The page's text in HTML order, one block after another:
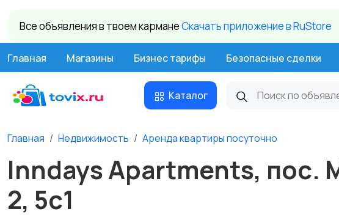
Все объявления в твоем карманеCкачать приложение в RuStore
Главная Магазины Бизнес тарифы Безопасные сделки
Каталог
Главная Недвижимость Аренда квартиры посуточно
Inndays Apartments, пос.
2, 5с1